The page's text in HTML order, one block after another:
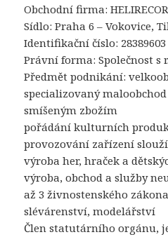
Obchodní firma:
Sídlo: Praha 6 – Vokovice,
Identifikační číslo: 28389603
Právní forma: Společnost s
Předmět podnikání:
specializovaný
smíšeným zbožím
pořádání kulturních
provozování zařízení
výroba her, hraček a
výroba, obchod a služby
až 3 živnostenského zákona
slévárenství, modelářství
Člen statutárního orgánu,